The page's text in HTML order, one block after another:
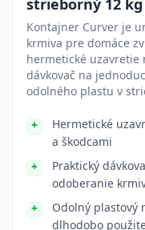
strieborný 12 kg
Kontajner Curver je
krmiva pre domáce
hermetické uzavretie
dávkovač na
odolného plastu v
Hermetické
a škodcami
Praktický
odoberanie
Odolný plastový
dlhodobo